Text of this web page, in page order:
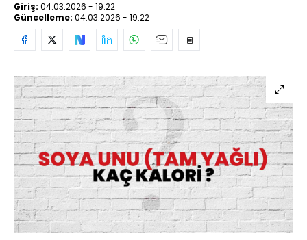
Giriş: 04.03.2026 - 19:22
Güncelleme: 04.03.2026 - 19:22